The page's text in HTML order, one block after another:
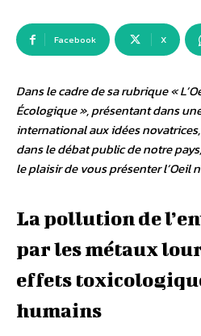
Facebook X
Dans le cadre de sa rubrique «
Écologique », présentant dans
international aux idées
dans le débat public de notre
le plaisir de vous présenter l’Oeil
La pollution de
par les métaux
effets
humains